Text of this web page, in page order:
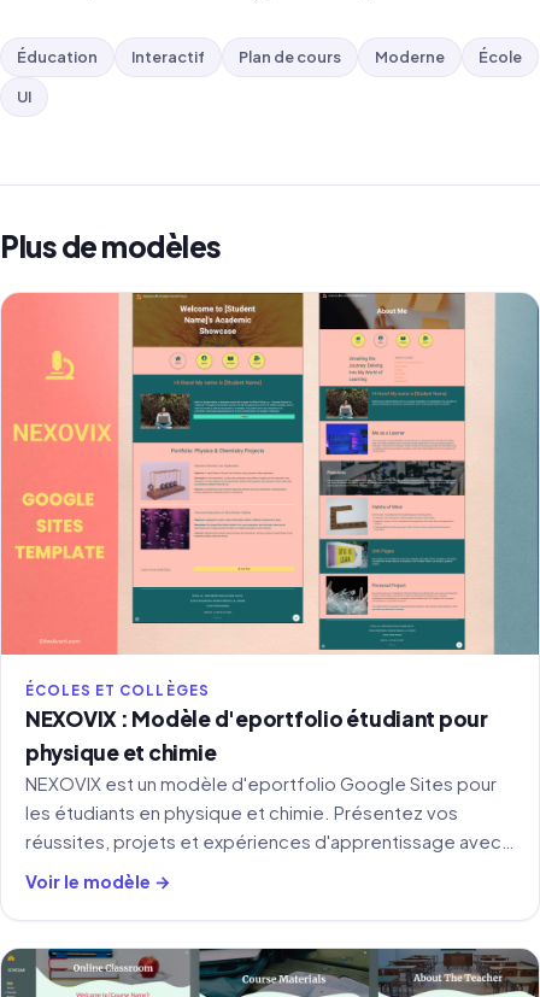
Éducation Interactif Plan de cours Moderne École
UI
Plus de modèles
ÉCOLES ET COLLÈGES
NEXOVIX : Modèle d'eportfolio étudiant pour
physique et chimie
NEXOVIX est un modèle d'eportfolio Google Sites pour
les étudiants en physique et chimie. Présentez vos
réussites, projets et expériences d'apprentissage avec
une mise en page claire et structurée.
Voir le modèle →